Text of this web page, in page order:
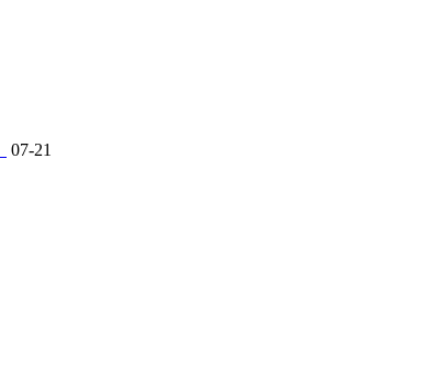
07-21